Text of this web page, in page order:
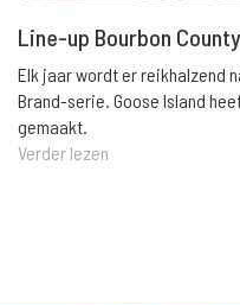
Line-up Bourbon
Elk jaar wordt er reikhalzend
Brand-serie. Goose Island
gemaakt.
Verder lezen